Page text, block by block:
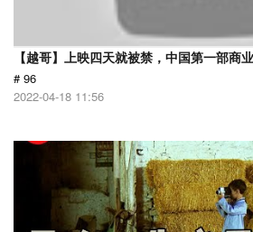
【越哥】上映四天就被禁，中国第一部商
# 96
2022-04-18 11:56